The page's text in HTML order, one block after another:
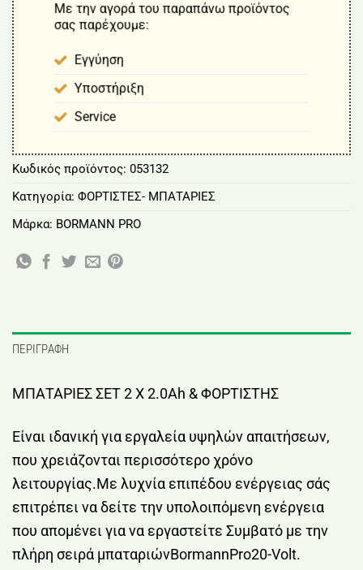
Με την αγορά του παραπάνω προϊόντος
σας παρέχουμε:
Εγγύηση
Υποστήριξη
Service
Κωδικός προϊόντος: 053132
Κατηγορία: ΦΟΡΤΙΣΤΕΣ- ΜΠΑΤΑΡΙΕΣ
Μάρκα: BORMANN PRO
ΠΕΡΙΓΡΑΦΉ
ΜΠΑΤΑΡΙΕΣ ΣΕΤ 2 Χ 2.0Ah & ΦΟΡΤΙΣΤΗΣ
Είναι ιδανική για εργαλεία υψηλών απαιτήσεων,
που χρειάζονται περισσότερο χρόνο
λειτουργίας.Mε λυχνία επιπέδου ενέργειας σάς
επιτρέπει να δείτε την υπολοιπόμενη ενέργεια
που απομένει για να εργαστείτε Συμβατό με την
πλήρη σειρά μπαταριώνBormannPro20-Volt.